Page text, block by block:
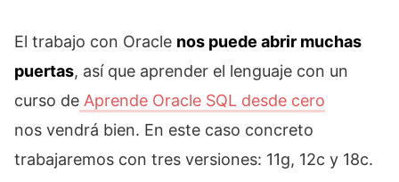
El trabajo con Oracle nos puede abrir muchas
puertas, así que aprender el lenguaje con un
curso de Aprende Oracle SQL desde cero
nos vendrá bien. En este caso concreto
trabajaremos con tres versiones: 11g, 12c y 18c.